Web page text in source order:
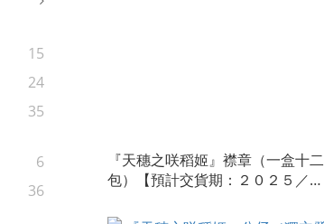
15
24
35
6
36
『天穗之咲稻姬』襟章（一盒十二
包）【預計交貨期：２０２５／０